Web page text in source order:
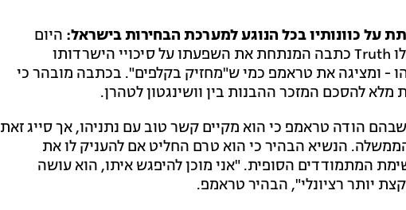
על כוונותיו בכל הנוגע למערכת הבחירות בישראל: היום
(שבת) שיתף טראמפ ברשת החברתית שלו Truth כתבה המנתחת את השפעתו על סיכויי הישרדותו
- ומציגה את טראמפ כמי ש"מחזיק בקלפים". בכתבה מובהר כי
מלא להסכם המזכר ההבנות בין וושינגטון לטהרן.
מצוינים דברים שאמר ל"כאן 11", שבהם הודה טראמפ כי הוא מקיים קשר טוב עם נתניהו, אך סייג זאת
הנשיא הבהיר כי הוא טרם החליט אם להעניק לו את
המתמודדים הסופית. "אני מוכן להיפגש איתו, הוא עושה
יותר רציונלי", הבהיר טראמפ.